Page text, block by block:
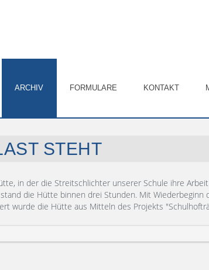
ARCHIV FORMULARE KONTAKT
STEHT
in der die Streitschlichter unserer Schule ihre
die Hütte binnen drei Stunden. Mit Wiederbeginn
wurde die Hütte aus Mitteln des Projekts